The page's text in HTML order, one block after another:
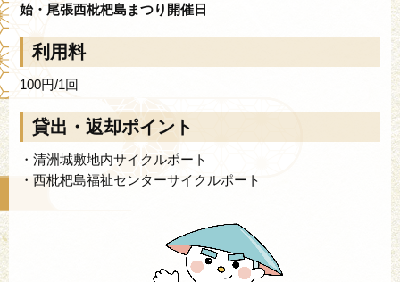
始・尾張西枇杷島まつり開催日
利用料
100円/1回
貸出・返却ポイント
・清洲城敷地内サイクルポート
・西枇杷島福祉センターサイクルポート